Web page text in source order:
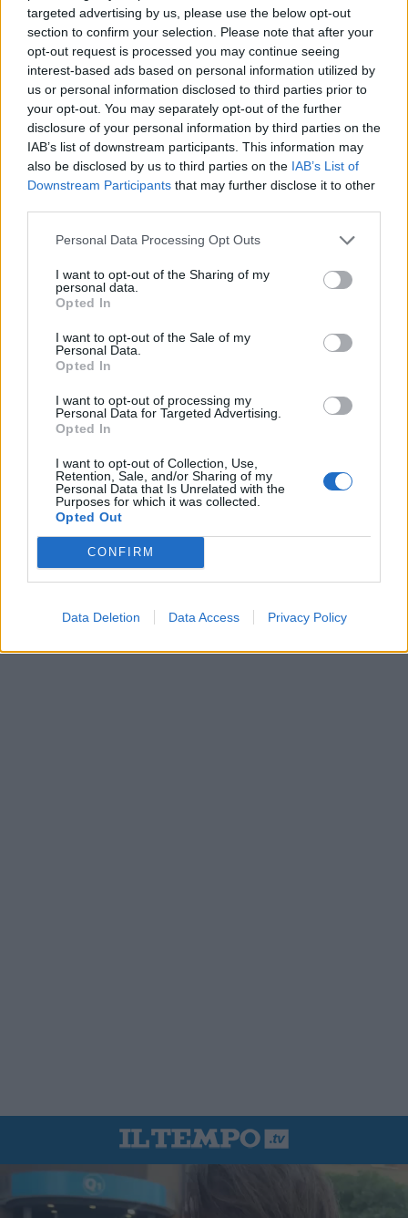
targeted advertising by us, please use the below opt-out
section to confirm your selection. Please note that after your
opt-out request is processed you may continue seeing
interest-based ads based on personal information utilized by
us or personal information disclosed to third parties prior to
your opt-out. You may separately opt-out of the further
disclosure of your personal information by third parties on the
IAB’s list of downstream participants. This information may
also be disclosed by us to third parties on the IAB’s List of
Downstream Participants that may further disclose it to other
Personal Data Processing Opt Outs
I want to opt-out of the Sharing of my
personal data.
Opted In
I want to opt-out of the Sale of my
Personal Data.
Opted In
I want to opt-out of processing my
Personal Data for Targeted Advertising.
Opted In
I want to opt-out of Collection, Use,
Retention, Sale, and/or Sharing of my
Personal Data that Is Unrelated with the
Purposes for which it was collected.
Opted Out
CONFIRM
Data Deletion Data Access Privacy Policy
In evidenza